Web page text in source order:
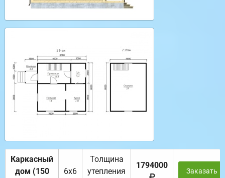
Каркасный
дом (150
6х6
Толщина
утепления
1794000
Заказать